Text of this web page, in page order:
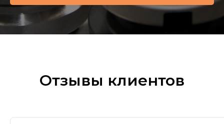
Отзывы клиентов